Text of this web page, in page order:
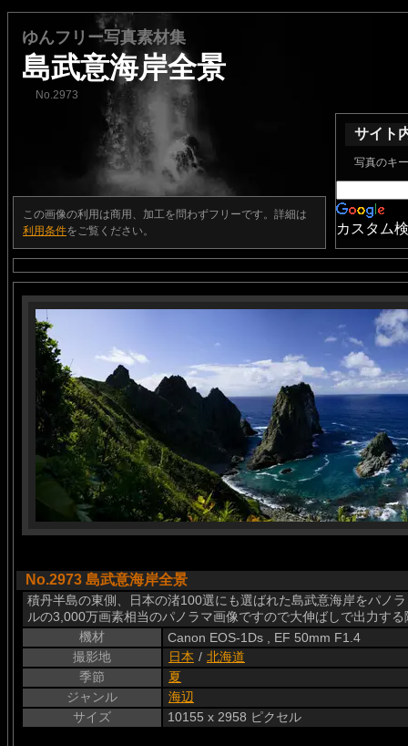
ゆんフリー写真素材集
島武意海岸全景
No.2973
この画像の利用は商用、加工を問わずフリーです。詳細は
利用条件をご覧ください。
サイト
写真のキ
カスタム
No.2973 島武意海岸全景
積丹半島の東側、日本の渚100選にも選ばれた島武意海岸をパ
ルの3,000万画素相当のパノラマ画像ですので大伸ばしで出力す
機材
Canon EOS-1Ds , EF 50mm F1.4
撮影地
日本 / 北海道
季節
夏
ジャンル
海辺
サイズ
10155 x 2958 ピクセル